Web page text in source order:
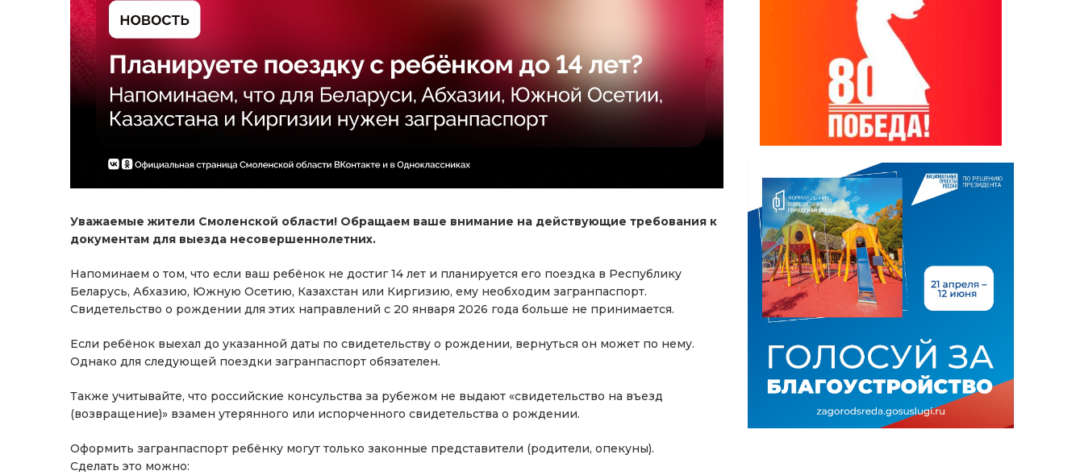
Уважаемые жители Смоленской области! Обращаем ваше внимание на действующие требования к
документам для выезда несовершеннолетних.
Напоминаем о том, что если ваш ребёнок не достиг 14 лет и планируется его поездка в Республику
Беларусь, Абхазию, Южную Осетию, Казахстан или Киргизию, ему необходим загранпаспорт.
Свидетельство о рождении для этих направлений с 20 января 2026 года больше не принимается.
Если ребёнок выехал до указанной даты по свидетельству о рождении, вернуться он может по нему.
Однако для следующей поездки загранпаспорт обязателен.
Также учитывайте, что российские консульства за рубежом не выдают «свидетельство на въезд
(возвращение)» взамен утерянного или испорченного свидетельства о рождении.
Оформить загранпаспорт ребёнку могут только законные представители (родители, опекуны).
Сделать это можно: